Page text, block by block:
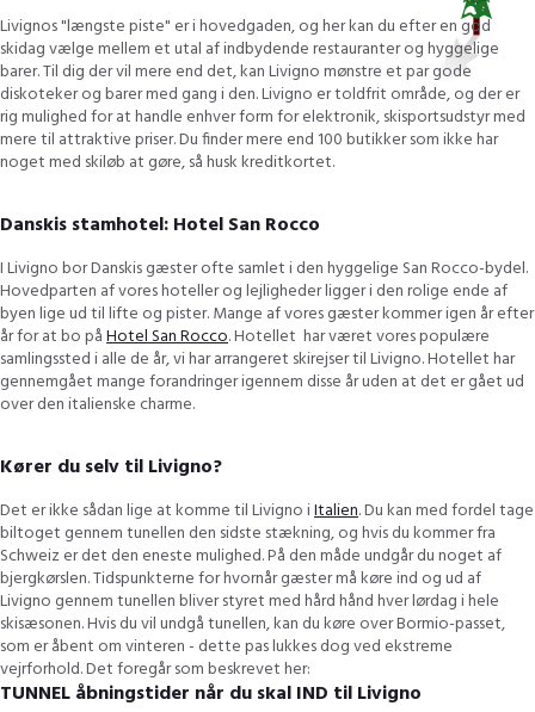
Livignos "længste piste" er i hovedgaden, og her kan du efter en god
skidag vælge mellem et utal af indbydende restauranter og hyggelige
barer. Til dig der vil mere end det, kan Livigno mønstre et par gode
diskoteker og barer med gang i den. Livigno er toldfrit område, og der er
rig mulighed for at handle enhver form for elektronik, skisportsudstyr med
mere til attraktive priser. Du finder mere end 100 butikker som ikke har
noget med skiløb at gøre, så husk kreditkortet.
Danskis stamhotel: Hotel San Rocco
I Livigno bor Danskis gæster ofte samlet i den hyggelige San Rocco-bydel.
Hovedparten af vores hoteller og lejligheder ligger i den rolige ende af
byen lige ud til lifte og pister. Mange af vores gæster kommer igen år efter
år for at bo påHotel San Rocco. Hotellet har været vores populære
samlingssted i alle de år, vi har arrangeret skirejser til Livigno. Hotellet har
gennemgået mange forandringer igennem disse år uden at det er gået ud
over den italienske charme.
Kører du selv til Livigno?
Det er ikke sådan lige at komme til Livigno iItalien. Du kan med fordel tage
biltoget gennem tunellen den sidste stækning, og hvis du kommer fra
Schweiz er det den eneste mulighed. På den måde undgår du noget af
bjergkørslen. Tidspunkterne for hvornår gæster må køre ind og ud af
Livigno gennem tunellen bliver styret med hård hånd hver lørdag i hele
skisæsonen. Hvis du vil undgå tunellen, kan du køre over Bormio-passet,
som er åbent om vinteren - dette pas lukkes dog ved ekstreme
vejrforhold. Det foregår som beskrevet her:
TUNNEL åbningstider når du skal IND til Livigno